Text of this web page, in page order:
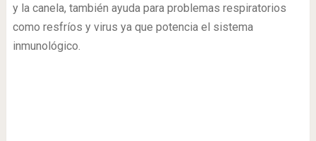
y la canela, también ayuda para problemas respiratorios
como resfríos y virus ya que potencia el sistema
inmunológico.